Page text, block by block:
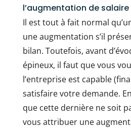
l’augmentation de salaire
Il est tout à fait normal
une augmentation s’il
bilan. Toutefois, avant
épineux, il faut que vous
l’entreprise est capable
satisfaire votre demande.
que cette dernière ne soit
vous attribuer une